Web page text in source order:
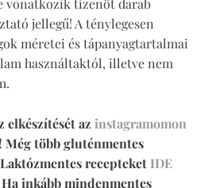
vonatkozik tizenöt darab
jellegű! A ténylegesen
méretei és tápanyagtartalmai
használtaktól, illetve nem
elkészítését az instagramomon
Még több gluténmentes
Laktózmentes recepteket IDE
Ha inkább mindenmentes